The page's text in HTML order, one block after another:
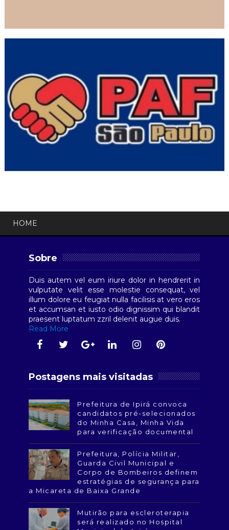
HOME
Sobre
Duis autem vel eum iriure dolor in hendrerit in
vulputate velit esse molestie consequat, vel
illum dolore eu feugiat nulla facilisis at vero eros
et accumsan et iusto odio dignissim qui blandit
praesent luptatum zzril delenit augue duis.
Read More
Postagens mais visitadas
Prefeitura de Ipirá convoca
candidatos pré-selecionados
do Minha Casa, Minha Vida
para verificação documental
Prefeitura, Polícia Militar,
Guarda Civil Municipal e
Corpo de Bombeiros definem
estratégias de segurança para
a Micareta de Baixa Grande
Mutirão para escleroterapia
será realizado no Hospital